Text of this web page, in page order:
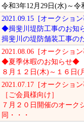
令和3年12月29日(水)～令
2021.09.15 [オークショ
◆揖斐川堤防工事のお知
揖斐川の堤防舗装工事の
2021.08.06 [オークショ
◆夏季休暇のお知らせ◆
８月１２日(木)～１６日(
2021.07.17 [オークショ
［ご会員様向け］
７月２０日開催のオーク
同・・・